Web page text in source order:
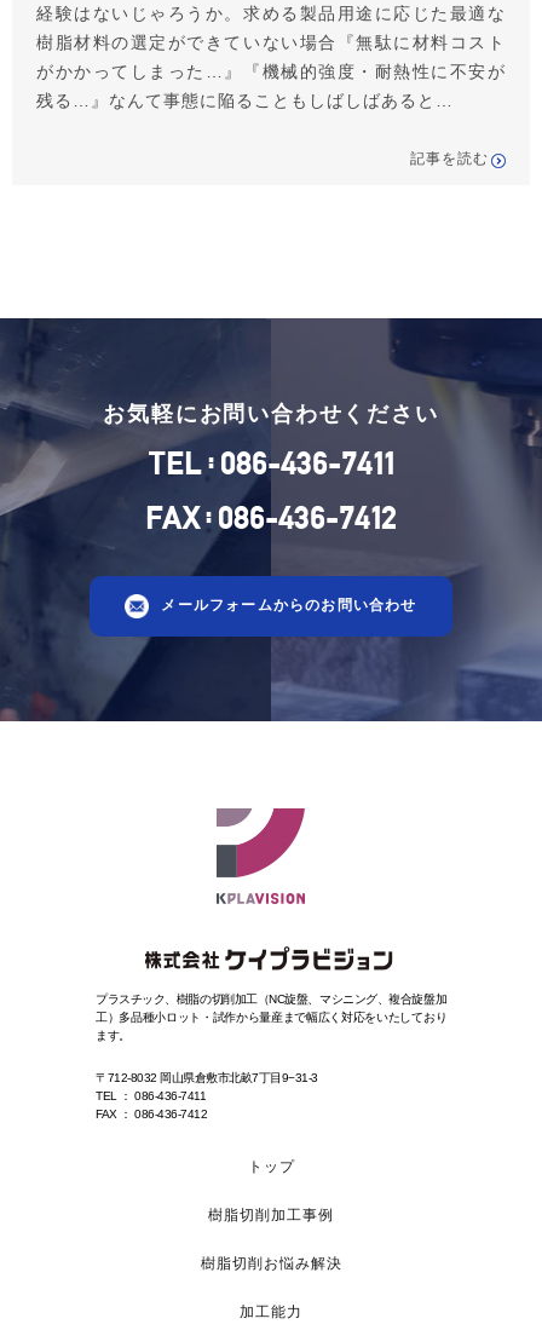
経験はないじゃろうか。求める製品用途に応じた最適な
樹脂材料の選定ができていない場合『無駄に材料コスト
がかかってしまった…』『機械的強度・耐熱性に不安が
残る…』なんて事態に陥ることもしばしばあると…
記事を読む
お気軽にお問い合わせください
TEL: 086-436-7411
FAX: 086-436-7412
メールフォームからのお問い合わせ
プラスチック、樹脂の切削加工（NC旋盤、マシニング、複合旋盤加
工） 多品種小ロット・試作から量産まで幅広く対応をいたしており
ます。
〒712-8032 岡山県倉敷市北畝7丁目9−31-3
TEL ： 086-436-7411
FAX ： 086-436-7412
トップ
樹脂切削加工事例
樹脂切削お悩み解決
加工能力